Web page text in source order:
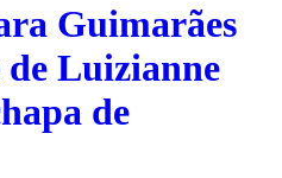
Guimarães
de Luizianne
de